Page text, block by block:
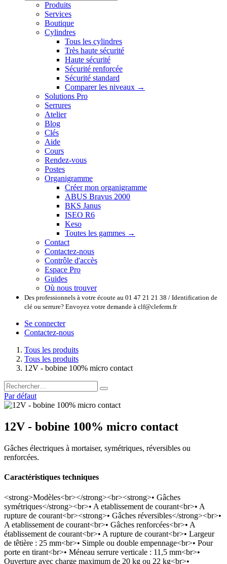
Produits
Services
Boutique
Cylindres
Tous les cylindres
Très haute sécurité
Haute sécurité
Sécurité renforcée
Sécurité standard
Comparer les niveaux →
Solutions Pro
Serrures
Atelier
Blog
Clés
Aide
Cours
Rendez-vous
Postes
Organigramme
Créer mon organigramme
ABUS Bravus 2000
BKS Janus
ISEO R6
Keso
Toutes les gammes →
Contact
Contactez-nous
Contrôle d'accès
Espace Pro
Guides
Où nous trouver
Des professionnels à votre écoute au 01 47 21 21 38 / Identification de
clé ou serrure? Envoyez votre demande à clf@cleferm.fr
Se connecter
Contactez-nous
Tous les produits
Tous les produits
12V - bobine 100% micro contact
Par défaut
12V - bobine 100% micro contact
Gâches électriques à mortaiser, symétriques, réversibles ou
renforcées.
Caractéristiques techniques
<strong>Modèles<br></strong><br><strong>• Gâches
symétriques</strong><br>• A etablissement de courant<br>• A
rupture de courant<br><strong>• Gâches réversibles</strong><br>•
A etablissement de courant<br>• Gâches renforcées<br>• A
établissement de courant<br>• A rupture de courant<br>• Largeur
de têtière : 25 mm<br>• Simple ou double empennage<br>• Pour
porte en tirant<br>• Méneau serrure verticale : 11,5 mm<br>•
Ouverture avec charge maximum de 20 kg ou 22 kg<br>•